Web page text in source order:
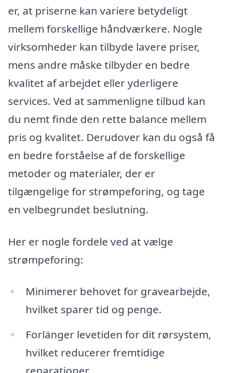
er, at priserne kan variere betydeligt
mellem forskellige håndværkere. Nogle
virksomheder kan tilbyde lavere priser,
mens andre måske tilbyder en bedre
kvalitet af arbejdet eller yderligere
services. Ved at sammenligne tilbud kan
du nemt finde den rette balance mellem
pris og kvalitet. Derudover kan du også få
en bedre forståelse af de forskellige
metoder og materialer, der er
tilgængelige for strømpeforing, og tage
en velbegrundet beslutning.
Her er nogle fordele ved at vælge
strømpeforing:
Minimerer behovet for gravearbejde,
hvilket sparer tid og penge.
Forlänger levetiden for dit rørsystem,
hvilket reducerer fremtidige